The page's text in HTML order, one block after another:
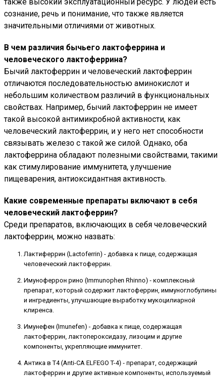
сознание, речь и понимание, что также является
значительными отличиями от животных.
В чем различия бычьего лактоферрина и
человеческого лактоферрина?
Бычий лактоферрин и человеческий лактоферрин
отличаются последовательностью аминокислот и
небольшим количеством различий в функциональных
свойствах. Например, бычий лактоферрин не имеет
такой высокой антимикробной активности, как
человеческий лактоферрин, и у него нет способности
связывать железо с такой же силой. Однако, оба
лактоферрина обладают полезными свойствами, такими
как стимулирование иммунитета, улучшение
пищеварения, антиоксидантная активность.
Какие современные препараты включают в себя
человеческий лактоферрин?
Среди препаратов, включающих в себя человеческий
лактоферрин, можно назвать:
Лактиферрин (Lactoferrin) - добавка к пище, содержащая
человеческий лактоферрин.
Имуноферрон рино (Immunophen Rhinno) - комплексный
препарат, который содержит лактоферрин, иммуноглобулины
и ингредиенты, улучшающие выработку мукоцилиарной
клиренса.
Имунефен (Imunefen) - добавка к пище, содержащая
лактоферрин, лактопероксидазу, лизоцим и другие
компоненты, укрепляющие иммунитет.
Антика в T4 (Anti-CA ELFEGO T-4) - препарат, содержащий
лактоферрин и другие активные компоненты, используемый